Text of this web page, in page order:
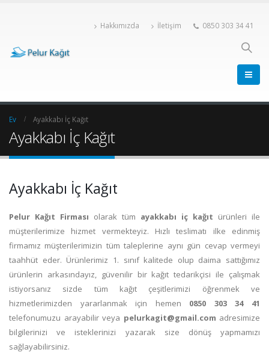
Hakkımızda İletişim 0850 303 34 41
Ev Ayakkabı İç Kağıt
Ayakkabı İç Kağıt
Ayakkabı İç Kağıt
Pelur Kağıt Firması olarak tüm ayakkabı iç kağıt ürünleri ile
müşterilerimize hizmet vermekteyiz. Hızlı teslimatı ilke edinmiş
firmamız müşterilerimizin tüm taleplerine aynı gün cevap vermeyi
taahhüt eder. Ürünlerimiz 1. sınıf kalitede olup daima sattığımız
ürünlerin arkasındayız, güvenilir bir kağıt tedarikçisi ile çalışmak
istiyorsanız sizde tüm kağıt çeşitlerimizi öğrenmek ve
hizmetlerimizden yararlanmak için hemen 0850 303 34 41
telefonumuzu arayabilir veya pelurkagit@gmail.com adresimize
bilgilerinizi ve isteklerinizi yazarak size dönüş yapmamızı
sağlayabilirsiniz.